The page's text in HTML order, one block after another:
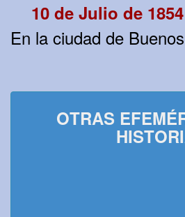
10 de Julio de 1854
En la ciudad de
OTRAS